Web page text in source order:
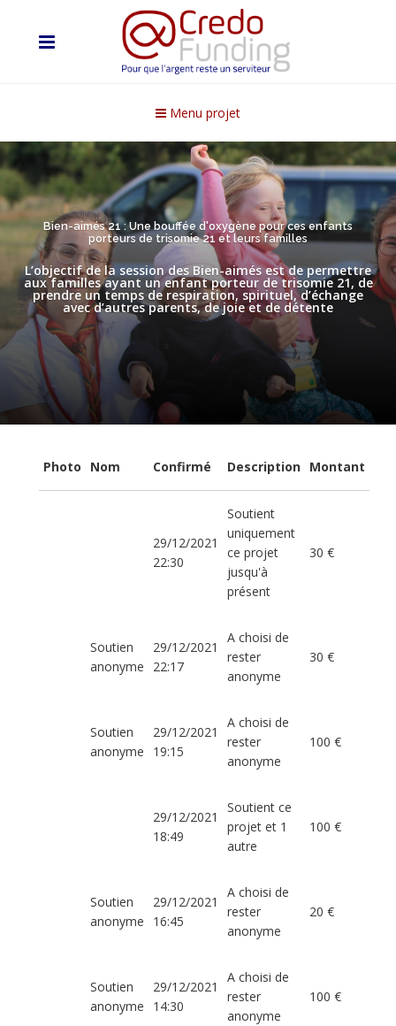
Menu projet
Bien-aimés 21 : Une bouffée d'oxygène pour ces enfants
porteurs de trisomie 21 et leurs familles
L’objectif de la session des Bien-aimés est de permettre
aux familles ayant un enfant porteur de trisomie 21, de
prendre un temps de respiration, spirituel, d’échange
avec d’autres parents, de joie et de détente
Photo Nom Confirmé Description Montant
29/12/2021
22:30
Soutient
uniquement
ce projet
jusqu'à
présent
30 €
Soutien
anonyme
29/12/2021
22:17
A choisi de
rester
anonyme
30 €
Soutien
anonyme
29/12/2021
19:15
A choisi de
rester
anonyme
100 €
29/12/2021
18:49
Soutient ce
projet et 1
autre
100 €
Soutien
anonyme
29/12/2021
16:45
A choisi de
rester
anonyme
20 €
Soutien
anonyme
29/12/2021
14:30
A choisi de
rester
anonyme
100 €